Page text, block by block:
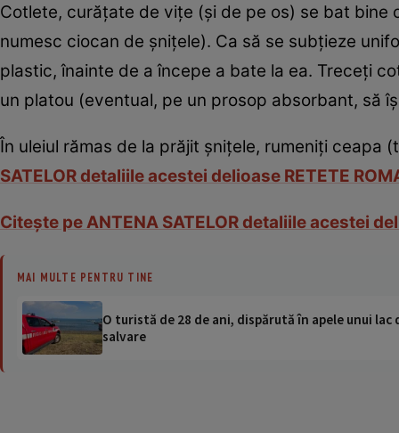
Cotlete, curăţate de viţe (şi de pe os) se bat bine
numesc ciocan de şniţele). Ca să se subţieze
plastic, înainte de a începe a bate la ea. Treceţi
un platou (eventual, pe un prosop absorbant, să
În uleiul rămas de la prăjit şniţele, rumeniţi ceapa
SATELOR detaliile acestei delioase RETETE
Citeşte pe ANTENA SATELOR detaliile acestei
MAI MULTE PENTRU TINE
O turistă de 28 de ani, dispărută în apele unui
salvare